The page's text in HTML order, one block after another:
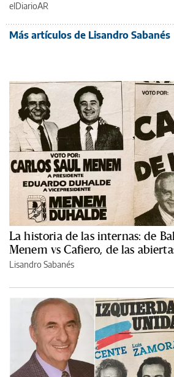
elDiarioAR
Más artículos de Lisandro Sabanés
La historia de las internas: de
Menem vs Cafiero, de las
Lisandro Sabanés